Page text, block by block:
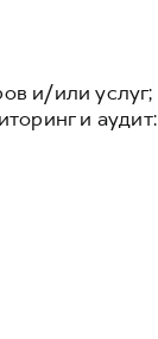
и/или услуг;
и аудит: